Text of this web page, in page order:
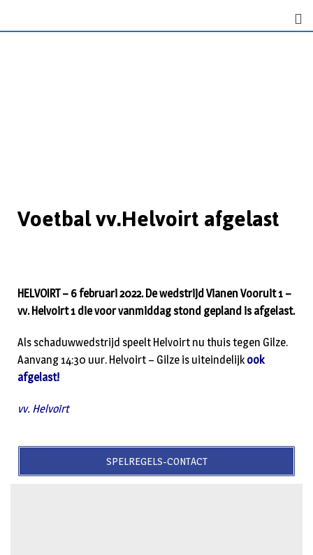
Voetbal vv.Helvoirt afgelast
HELVOIRT – 6 februari 2022. De wedstrijd Vianen Vooruit 1 –
vv. Helvoirt 1 die voor vanmiddag stond gepland is afgelast.
Als schaduwwedstrijd speelt Helvoirt nu thuis tegen Gilze.
Aanvang 14:30 uur. Helvoirt – Gilze is uiteindelijkook
afgelast!
vv. Helvoirt
SPELREGELS-CONTACT